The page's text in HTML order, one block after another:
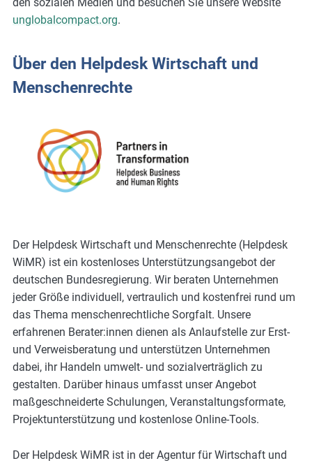
unglobalcompact.org.
Über den Helpdesk Wirtschaft und
Menschenrechte
Der Helpdesk Wirtschaft und Menschenrechte (Helpdesk
WiMR) ist ein kostenloses Unterstützungsangebot der
deutschen Bundesregierung. Wir beraten Unternehmen
jeder Größe individuell, vertraulich und kostenfrei rund um
das Thema menschenrechtliche Sorgfalt. Unsere
erfahrenen Berater:innen dienen als Anlaufstelle zur Erst-
und Verweisberatung und unterstützen Unternehmen
dabei, ihr Handeln umwelt- und sozialverträglich zu
gestalten. Darüber hinaus umfasst unser Angebot
maßgeschneiderte Schulungen, Veranstaltungsformate,
Projektunterstützung und kostenlose Online-Tools.
Der Helpdesk WiMR ist in der Agentur für Wirtschaft und